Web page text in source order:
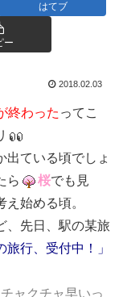
はてブ
ー
2018.02.03
終わった ってこ
出ている頃でしょ
ら
桜でも見
始める頃。
、先日、駅の某旅
旅行、受付中！」
ャクチャ早いっ